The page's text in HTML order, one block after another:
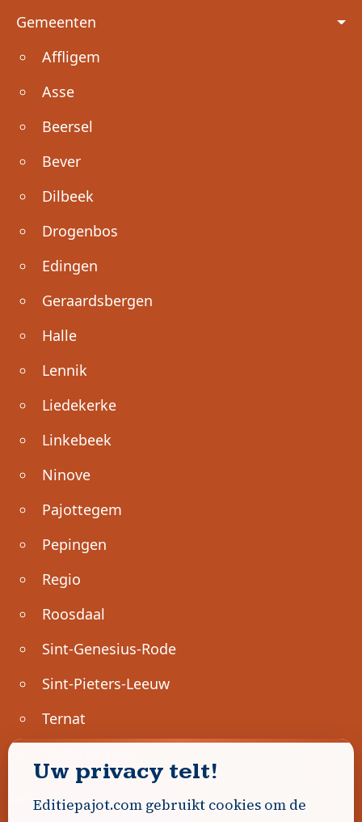
Voet
Gemeenten
Affligem
Asse
Beersel
Bever
Dilbeek
Drogenbos
Edingen
Geraardsbergen
Halle
Lennik
Liedekerke
Linkebeek
Ninove
Pajottegem
Pepingen
Regio
Roosdaal
Sint-Genesius-Rode
Sint-Pieters-Leeuw
Ternat
Geen advertenties gevonden.
Uw privacy telt!
Editiepajot.com gebruikt cookies om de